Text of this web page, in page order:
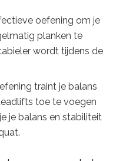
oefening om je
planken te
wordt tijdens de
traint je balans
toe te voegen
je balans en stabiliteit